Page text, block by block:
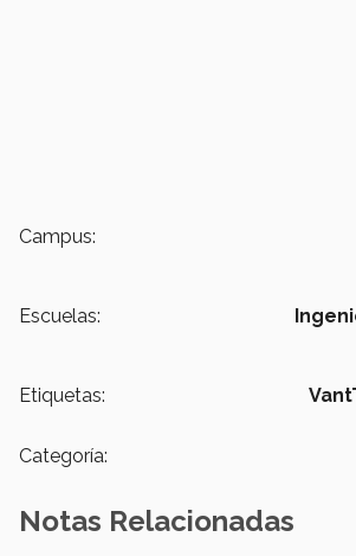
Campus:
Escuelas:
Etiquetas:
Categoría:
Notas Relacionadas